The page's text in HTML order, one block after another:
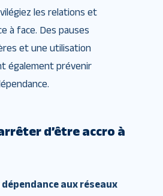
les relations et
à face. Des pauses
et une utilisation
également prévenir
d’être accro à
aux réseaux